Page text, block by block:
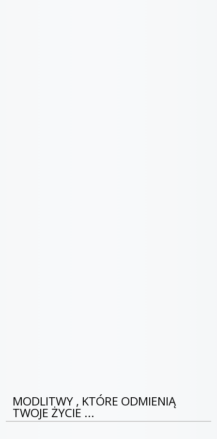
MODLITWY , KTÓRE ODMIENIĄ
TWOJE ŻYCIE ...